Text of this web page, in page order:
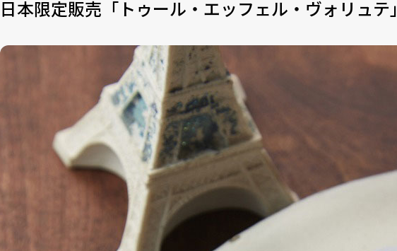
日本限定販売「トゥール・エッフェル・ヴォリュテ」